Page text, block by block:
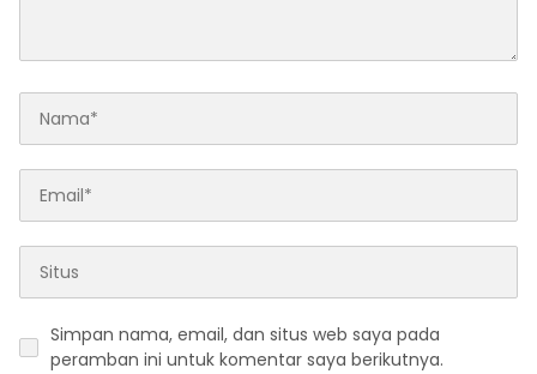
Simpan nama, email, dan situs web saya pada
peramban ini untuk komentar saya berikutnya.